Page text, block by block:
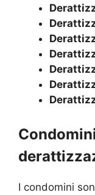
I condomini